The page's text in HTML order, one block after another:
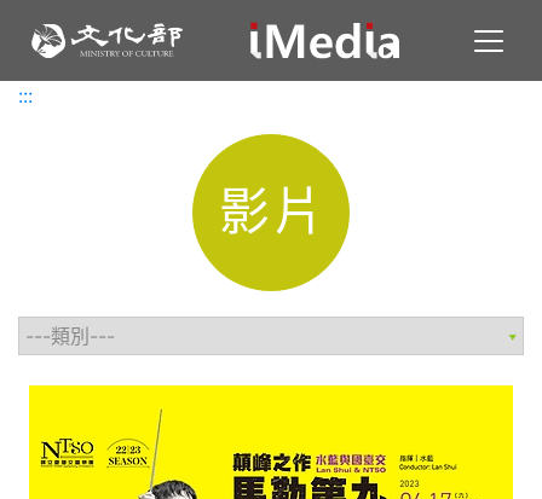
:::
:::
影片